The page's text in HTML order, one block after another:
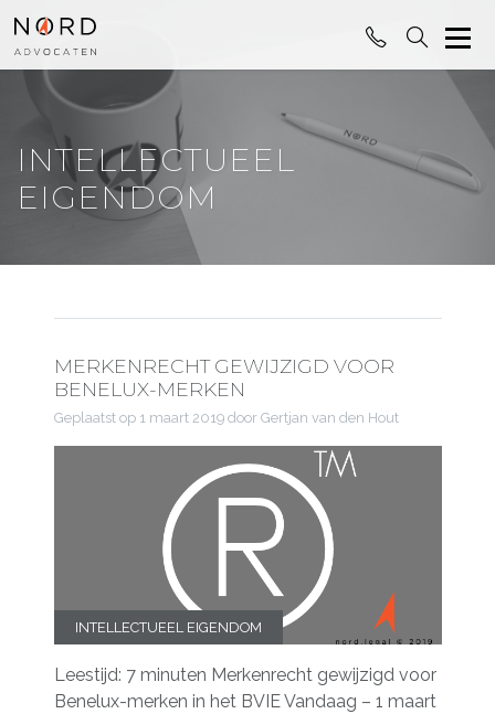
INTELLECTUEEL
EIGENDOM
MERKENRECHT GEWIJZIGD VOOR
BENELUX-MERKEN
Geplaatst op 1 maart 2019door Gertjan van den Hout
INTELLECTUEEL EIGENDOM
Leestijd: 7 minuten Merkenrecht gewijzigd voor
Benelux-merken in het BVIE Vandaag – 1 maart